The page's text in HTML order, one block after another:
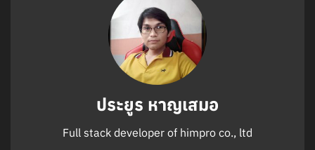
ประยูร หาญเสมอ
Full stack developer of himpro co., ltd